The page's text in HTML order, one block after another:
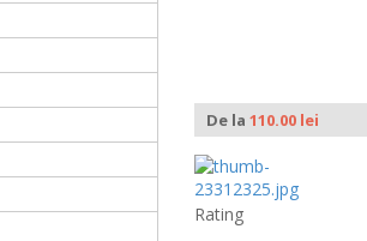
De la 110.00 lei
Rating